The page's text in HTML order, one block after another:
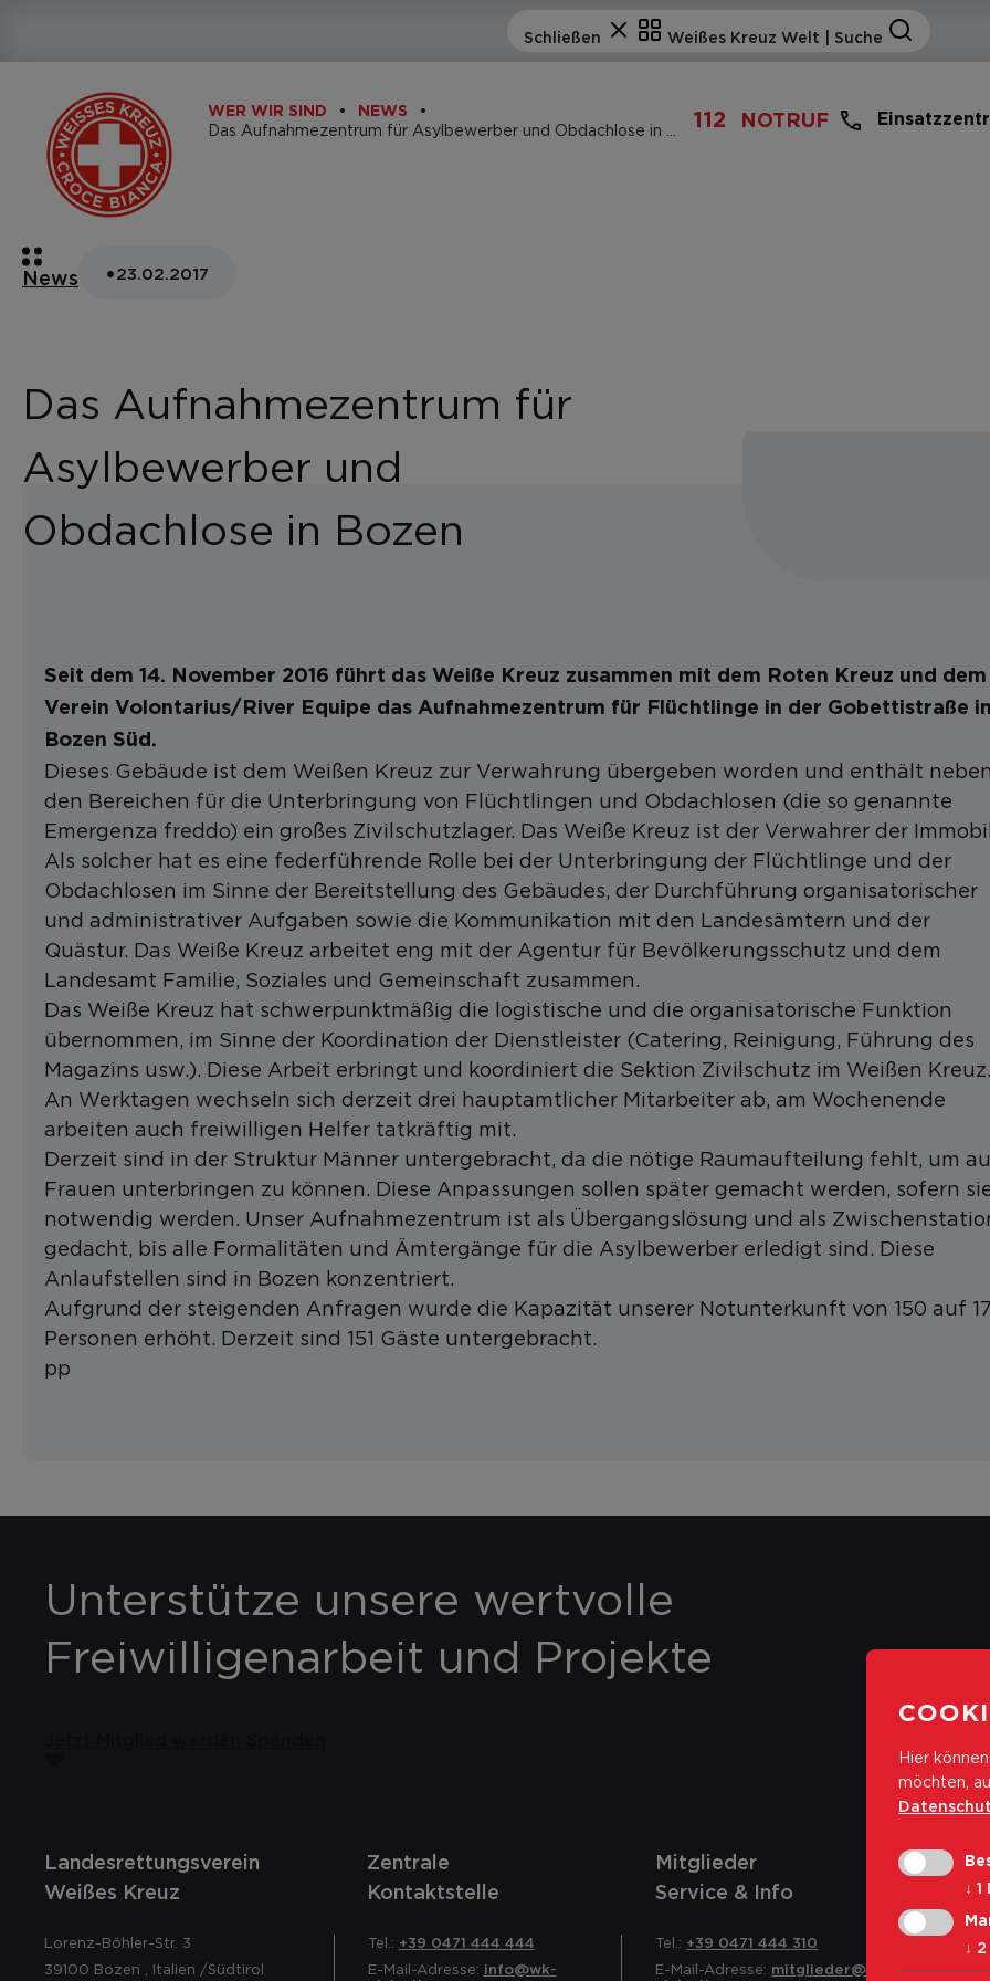
WER WIR SIND NEWS 112 NOTRUF
News •23.02.2017
Das Aufnahmezentrum für
Asylbewerber und
Obdachlose in Bozen
Seit dem 14. November 2016 führt das Weiße Kreuz zusammen mit dem Roten Kreuz und dem
Verein Volontarius/River Equipe das Aufnahmezentrum für Flüchtlinge in der Gobettistraße in
Bozen Süd.
Dieses Gebäude ist dem Weißen Kreuz zur Verwahrung übergeben worden und enthält neben
den Bereichen für die Unterbringung von Flüchtlingen und Obdachlosen (die so genannte
Emergenza freddo) ein großes Zivilschutzlager. Das Weiße Kreuz ist der Verwahrer der
Als solcher hat es eine federführende Rolle bei der Unterbringung der Flüchtlinge und der
Obdachlosen im Sinne der Bereitstellung des Gebäudes, der Durchführung organisatorischer
und administrativer Aufgaben sowie die Kommunikation mit den Landesämtern und der
Quästur. Das Weiße Kreuz arbeitet eng mit der Agentur für Bevölkerungsschutz und dem
Landesamt Familie, Soziales und Gemeinschaft zusammen.
Das Weiße Kreuz hat schwerpunktmäßig die logistische und die organisatorische Funktion
übernommen, im Sinne der Koordination der Dienstleister (Catering, Reinigung, Führung des
Magazins usw.). Diese Arbeit erbringt und koordiniert die Sektion Zivilschutz im Weißen Kreuz.
An Werktagen wechseln sich derzeit drei hauptamtlicher Mitarbeiter ab, am Wochenende
arbeiten auch freiwilligen Helfer tatkräftig mit.
Derzeit sind in der Struktur Männer untergebracht, da die nötige Raumaufteilung fehlt, um
Frauen unterbringen zu können. Diese Anpassungen sollen später gemacht werden, sofern
notwendig werden. Unser Aufnahmezentrum ist als Übergangslösung und als
gedacht, bis alle Formalitäten und Ämtergänge für die Asylbewerber erledigt sind. Diese
Anlaufstellen sind in Bozen konzentriert.
Aufgrund der steigenden Anfragen wurde die Kapazität unserer Notunterkunft von 150 auf
Personen erhöht. Derzeit sind 151 Gäste untergebracht.
pp
Unterstütze unsere wertvolle
Freiwilligenarbeit und Projekte
Landesrettungsverein
Weißes Kreuz
Lorenz-Böhler-Str. 3
39100 Bozen Italien /Südtirol
Zentrale
Kontaktstelle
Tel.: +39 0471 444 444
E-Mail-Adresse: info@wk-
Mitglieder
Service & Info
Tel.: +39 0471 444 310
E-Mail-Adresse: mitglieder@wk-
Hier
möchten,
↓ 1
↓ 2